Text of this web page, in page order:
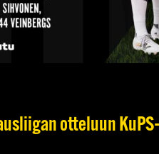
otteluun